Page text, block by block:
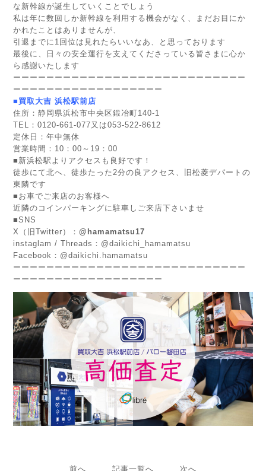
な新幹線が誕生していくことでしょう
私は年に数回しか新幹線を利用する機会がなく、まだお目にか
かれたことはありませんが、
引退までに1回位は見れたらいいなあ、と思っております
最後に、日々の安全運行を支えてくださっている皆さまに心か
ら感謝いたします
ーーーーーーーーーーーーーーーーーーーーーーーーーーーー
ーーーーーーーーーーーーーーーーーー
■買取大吉 浜松駅前店
住所：静岡県浜松市中央区鍛冶町140-1
TEL：0120-661-077又は053-522-8612
定休日：年中無休
営業時間：10：00～19：00
■新浜松駅よりアクセスも良好です！
徒歩にて北へ、徒歩たった2分の良アクセス、旧松菱デパートの
東隣です
■お車でご来店のお客様へ
近隣のコインパーキングに駐車しご来店下さいませ
■SNS
X（旧Twitter）：@hamamatsu17
instaglam / Threads：@daikichi_hamamatsu
Facebook：@daikichi.hamamatsu
ーーーーーーーーーーーーーーーーーーーーーーーーーーーー
ーーーーーーーーーーーーーーーーーー
前へ 記事一覧へ 次へ